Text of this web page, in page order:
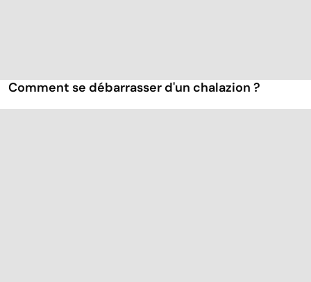
Comment se débarrasser d'un chalazion ?